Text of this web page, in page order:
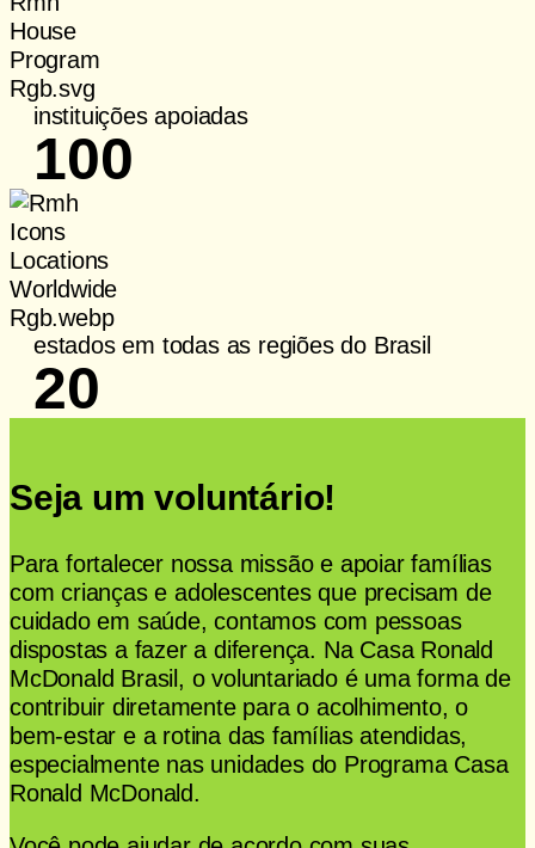
instituições apoiadas
100
estados em todas as regiões do Brasil
20
Seja um voluntário!
Para fortalecer nossa missão e apoiar famílias
com crianças e adolescentes que precisam de
cuidado em saúde, contamos com pessoas
dispostas a fazer a diferença. Na Casa Ronald
McDonald Brasil, o voluntariado é uma forma de
contribuir diretamente para o acolhimento, o
bem-estar e a rotina das famílias atendidas,
especialmente nas unidades do Programa Casa
Ronald McDonald.